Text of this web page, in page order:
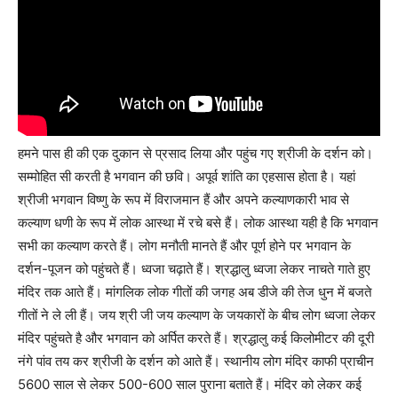
हमने पास ही की एक दुकान से प्रसाद लिया और पहुंच गए श्रीजी के दर्शन को।
सम्मोहित सी करती है भगवान की छवि। अपूर्व शांति का एहसास होता है। यहां
श्रीजी भगवान विष्णु के रूप में विराजमान हैं और अपने कल्याणकारी भाव से
कल्याण धणी के रूप में लोक आस्था में रचे बसे हैं। लोक आस्था यही है कि भगवान
सभी का कल्याण करते हैं। लोग मनौती मानते हैं और पूर्ण होने पर भगवान के
दर्शन-पूजन को पहुंचते हैं। ध्वजा चढ़ाते हैं। श्रद्धालु ध्वजा लेकर नाचते गाते हुए
मंदिर तक आते हैं। मांगलिक लोक गीतों की जगह अब डीजे की तेज धुन में बजते
गीतों ने ले ली हैं। जय श्री जी जय कल्याण के जयकारों के बीच लोग ध्वजा लेकर
मंदिर पहुंचते है और भगवान को अर्पित करते हैं। श्रद्धालु कई किलोमीटर की दूरी
नंगे पांव तय कर श्रीजी के दर्शन को आते हैं। स्थानीय लोग मंदिर काफी प्राचीन
5600 साल से लेकर 500-600 साल पुराना बताते हैं। मंदिर को लेकर कई